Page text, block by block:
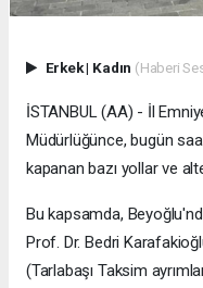
Erkek| Kadın (Haberi
İSTANBUL (AA) - İl
Müdürlüğünce, bugün
kapanan bazı yollar ve
Bu kapsamda,
Prof. Dr. Bedri
(Tarlabaşı Taksim